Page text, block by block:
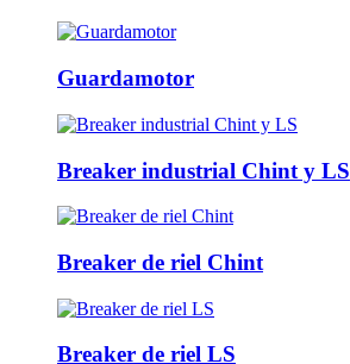
Guardamotor
Breaker industrial Chint y LS
Breaker de riel Chint
Breaker de riel LS